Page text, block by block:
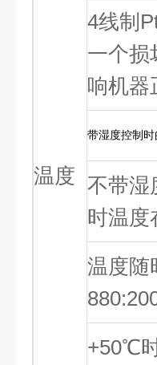
温度
4线制
一个损
响机器
带湿度控制时
不带湿
时温
温度随
+50℃